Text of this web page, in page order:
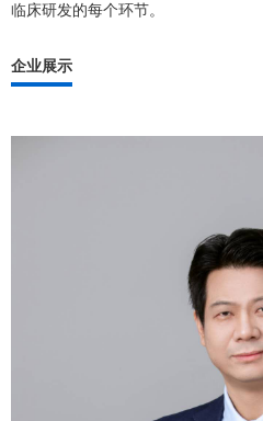
临床研发的每个环节。
企业展示